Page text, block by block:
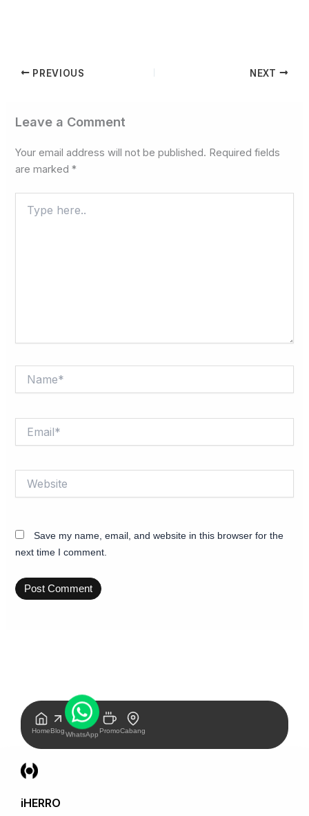
PREVIOUS NEXT
Leave a Comment
Your email address will not be published. Required fields
are marked*
here..
Save my name, email, and website in this browser for the
next time I comment.
HomeBlog
WhatsApp
PromoCabang
iHERRO